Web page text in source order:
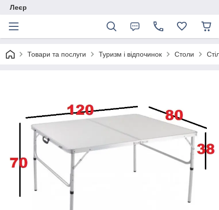
Леєр
Товари та послуги Туризм і відпочинок Столи